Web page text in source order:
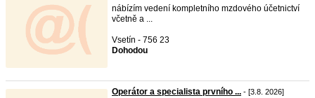
nábízím vedení kompletního mzdového účetnictví
včetně a ...
Vsetín - 756 23
Dohodou
Operátor a specialista prvního ... - [3.8. 2026]